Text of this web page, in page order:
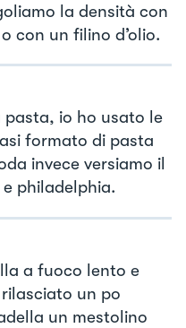
la densità con
con un filino d’olio.
io ho usato le
formato di pasta
invece versiamo il
philadelphia.
a fuoco lento e
un po
un mestolino